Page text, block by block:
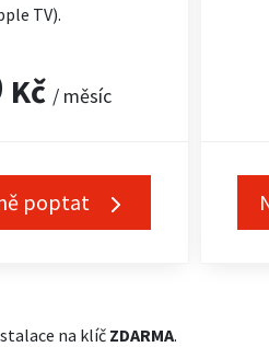
TV).
Kč / měsíc
poptat
na klíčZDARMA.